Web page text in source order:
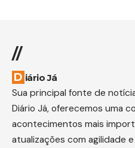
//
Diário Já
Sua principal fonte de
Diário Já, oferecemos uma
acontecimentos mais
atualizações com agilidade